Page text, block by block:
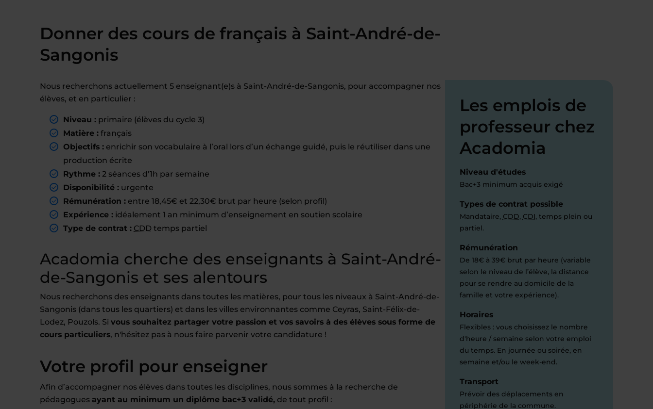
Donner des cours de français à Saint-André-de-
Sangonis
Nous recherchons actuellement 5 enseignant(e)s à Saint-André-de-Sangonis, pour accompagner nos
élèves, et en particulier :
Niveau : primaire (élèves du cycle 3)
Matière : français
Objectifs : enrichir son vocabulaire à l’oral lors d’un échange guidé, puis le réutiliser dans une
production écrite
Rythme : 2 séances d'1h par semaine
Disponibilité : urgente
Rémunération : entre 18,45€ et 22,30€ brut par heure (selon profil)
Expérience : idéalement 1 an minimum d’enseignement en soutien scolaire
Type de contrat : CDD temps partiel
Acadomia cherche des enseignants à Saint-André-
de-Sangonis et ses alentours
Nous recherchons des enseignants dans toutes les matières, pour tous les niveaux à Saint-André-de-
Sangonis (dans tous les quartiers) et dans les villes environnantes comme Ceyras, Saint-Félix-de-
Lodez, Pouzols. Si vous souhaitez partager votre passion et vos savoirs à des élèves sous forme de
cours particuliers, n'hésitez pas à nous faire parvenir votre candidature !
Votre profil pour enseigner
Afin d’accompagner nos élèves dans toutes les disciplines, nous sommes à la recherche de
pédagogues ayant au minimum un diplôme bac+3 validé, de tout profil :
Les emplois de
professeur chez
Acadomia
Niveau d'études
Bac+3 minimum acquis exigé
Types de contrat possible
Mandataire, CDD, CDI, temps plein ou
partiel.
Rémunération
De 18€ à 39€ brut par heure (variable
selon le niveau de l’élève, la distance
pour se rendre au domicile de la
famille et votre expérience).
Horaires
Flexibles : vous choisissez le nombre
d'heure / semaine selon votre emploi
du temps. En journée ou soirée, en
semaine et/ou le week-end.
Transport
Prévoir des déplacements en
périphérie de la commune.